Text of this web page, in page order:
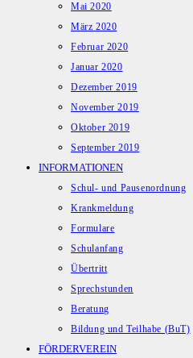
Mai 2020
März 2020
Februar 2020
Januar 2020
Dezember 2019
November 2019
Oktober 2019
September 2019
INFORMATIONEN
Schul- und Pausenordnung
Krankmeldung
Formulare
Schulanfang
Übertritt
Sprechstunden
Beratung
Bildung und Teilhabe (BuT)
FÖRDERVEREIN